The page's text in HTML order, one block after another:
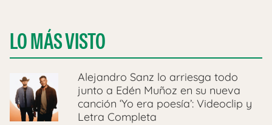
LO MÁS VISTO
Alejandro Sanz lo arriesga todo
junto a Edén Muñoz en su nueva
canción ‘Yo era poesía’: Videoclip y
Letra Completa